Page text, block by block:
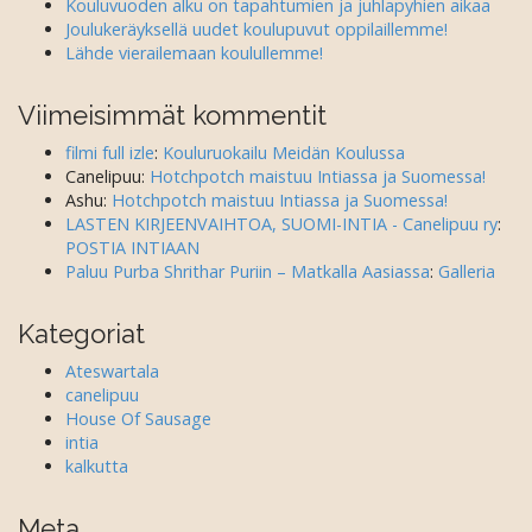
Kouluvuoden alku on tapahtumien ja juhlapyhien aikaa
Joulukeräyksellä uudet koulupuvut oppilaillemme!
Lähde vierailemaan koulullemme!
Viimeisimmät kommentit
filmi full izle: Kouluruokailu Meidän Koulussa
Canelipuu: Hotchpotch maistuu Intiassa ja Suomessa!
Ashu: Hotchpotch maistuu Intiassa ja Suomessa!
LASTEN KIRJEENVAIHTOA, SUOMI-INTIA - Canelipuu ry:
POSTIA INTIAAN
Paluu Purba Shrithar Puriin – Matkalla Aasiassa: Galleria
Kategoriat
Ateswartala
canelipuu
House Of Sausage
intia
kalkutta